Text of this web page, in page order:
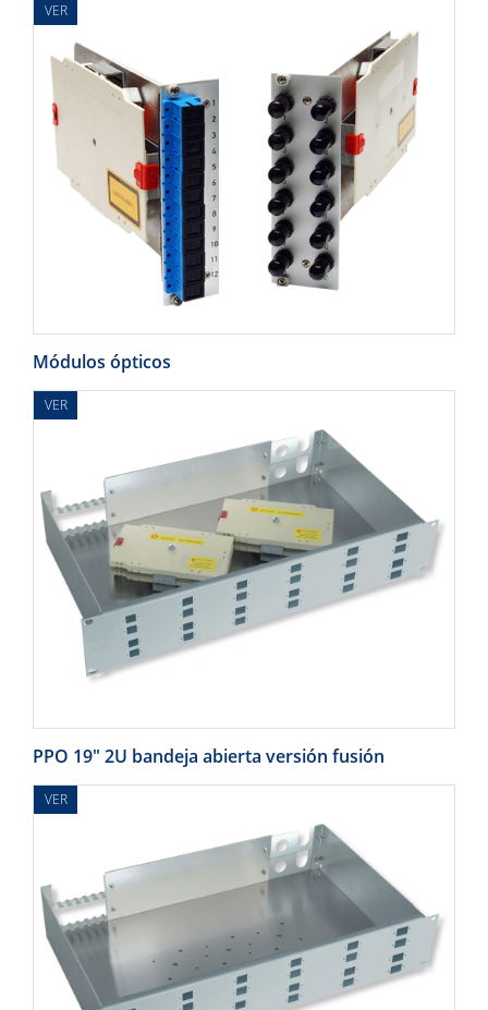
VER
Módulos ópticos
VER
PPO 19" 2U bandeja abierta versión fusión
VER